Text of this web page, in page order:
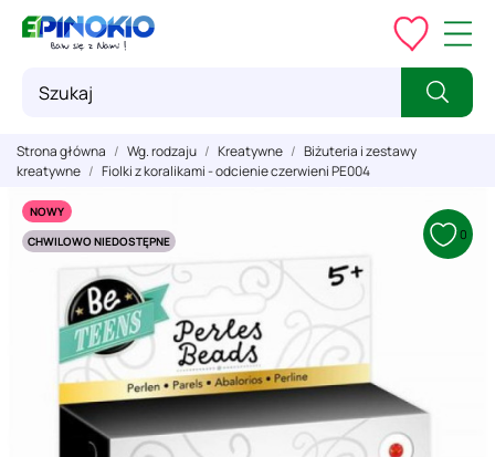
Strona główna Wg. rodzaju Kreatywne
Biżuteria i zestawy
kreatywne
Fiolki z koralikami - odcienie czerwieni PE004
NOWY
CHWILOWO NIEDOSTĘPNE
0